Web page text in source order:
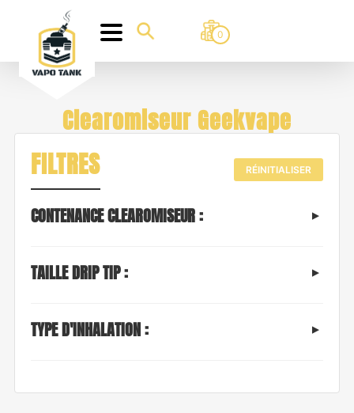
0
Clearomiseur Geekvape
FILTRES RÉINITIALISER
CONTENANCE CLEAROMISEUR :
TAILLE DRIP TIP :
TYPE D'INHALATION :